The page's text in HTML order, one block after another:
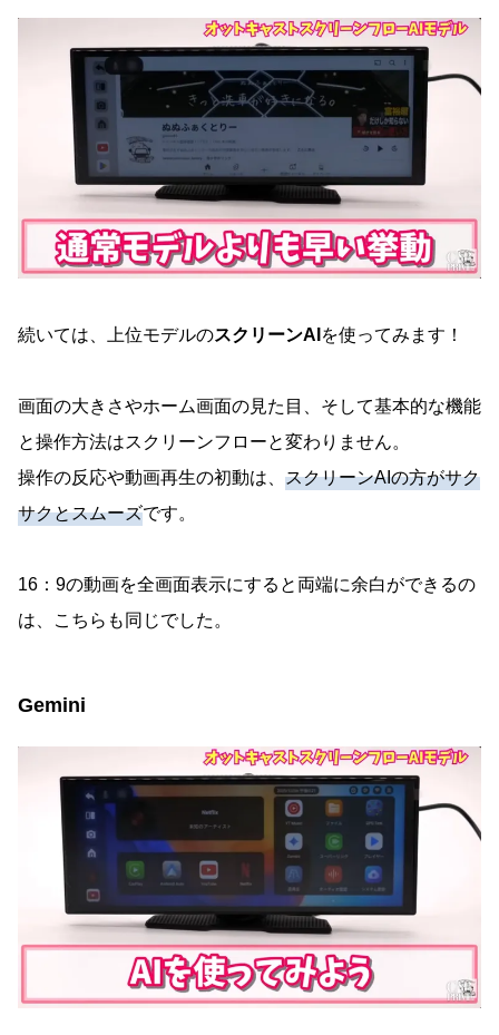
続いては、上位モデルのスクリーンAI を使ってみます！
画面の大きさやホーム画面の見た目、そして基本的な機能
と操作方法はスクリーンフローと変わりません。
操作の反応や動画再生の初動は、 スクリーンAIの方がサク
サクとスムーズです。
16：9の動画を全画面表示にすると両端に余白ができるの
は、こちらも同じでした。
Gemini